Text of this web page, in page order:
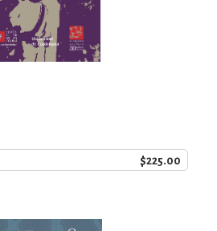
$225.00